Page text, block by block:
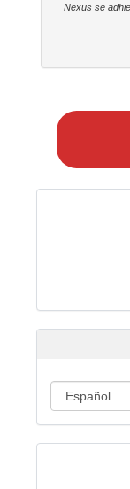
Nexus se
a
t
í
o